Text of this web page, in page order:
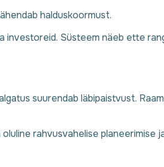
halduskoormust.
investoreid. Süsteem näeb ette
suurendab läbipaistvust.
rahvusvahelise planeerimise